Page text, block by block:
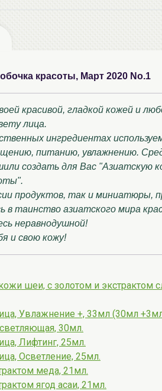
красоты, Март 2020 No.1
красивой, гладкой кожей и
лица.
ингредиентах
питанию, увлажнению.
создать для Вас "Азиатскую
продуктов, так и миниатюры,
в таинство азиатского мира
неравнодушной!
и свою кожу!
шеи, с золотом и экстрактом
Увлажнение +, 33мл (30мл
30мл.
Лифтинг, 25мл.
Осветление, 25мл.
меда, 21мл.
ягод асаи, 21мл.